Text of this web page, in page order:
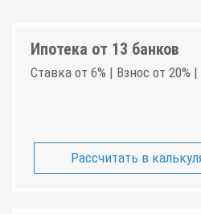
Ипотека от 13 банков
Ставка от 6% | Взнос от 20%
Рассчитать в